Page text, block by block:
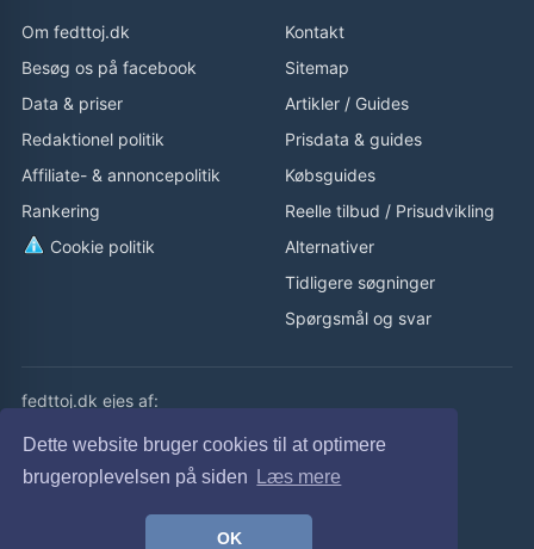
Dette website bruger cookies til at optimere
brugeroplevelsen på siden
Læs mere
OK
Om fedttoj.dk
Besøg os på facebook
Data & priser
Redaktionel politik
Affiliate- & annoncepolitik
Rankering
Cookie politik
Kontakt
Sitemap
Artikler / Guides
Prisdata & guides
Købsguides
Reelle tilbud / Prisudvikling
Alternativer
Tidligere søgninger
Spørgsmål og svar
fedttoj.dk ejes af:
eLaursen ApS
Cvr: 32308929